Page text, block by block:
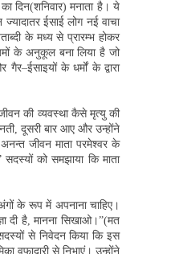
दिन(शनिवार) मनाता है। ये
ईसाई लोग नई वाचा
के मध्य से प्रारम्भ होकर
के अनुकूल बना लिया है जो
के धर्मों के द्वारा
जीवन की व्यवस्था कैसे मृत्यु की
दूसरी बार आए और उन्होंने
जीवन माता परमेश्वर के
को समझाया कि माता
के रूप में अपनाना चाहिए।
दी है, मानना सिखाओ।”(मत
से निवेदन किया कि इस
से निभाएं। उन्होंने